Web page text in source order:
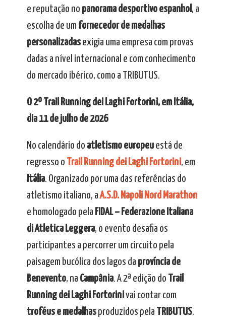
e reputação no panorama desportivo espanhol , a
escolha de um fornecedor de medalhas
personalizadasexigia uma empresa com provas
dadas a nível internacional e com conhecimento
do mercado ibérico, como a TRIBUTUS.
O 2º Trail Running dei Laghi Fortorini, em Itália,
dia 11 de julho de 2026
No calendário do atletismo europeuestá de
regresso o
Trail Running dei Laghi Fortorini, em
Itália. Organizado por uma das referências do
atletismo italiano, aA.S.D. Napoli Nord Marathon
e homologado pela FIDAL – Federazione Italiana
di Atletica Leggera, o evento desafia os
participantes a percorrer um circuito pela
paisagem bucólica dos lagos da província de
Benevento, na Campânia. A 2ª edição do
Trail
Running dei Laghi Fortorinivai contar com
troféus e medalhasproduzidos pela TRIBUTUS.